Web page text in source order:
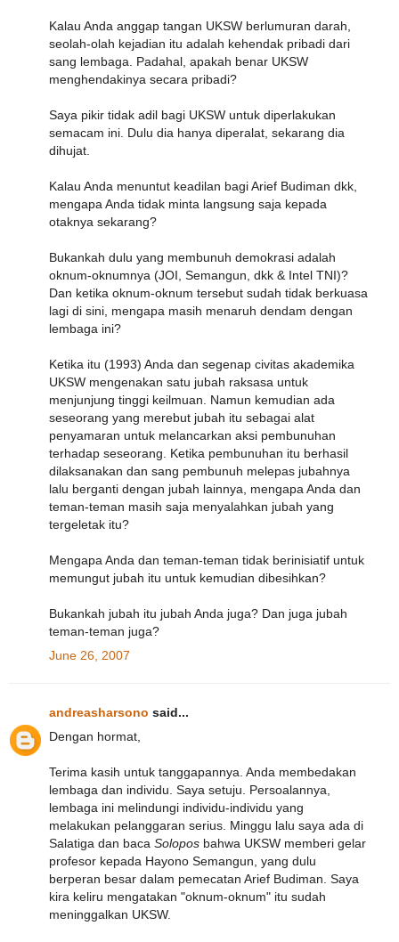
Kalau Anda anggap tangan UKSW berlumuran darah,
seolah-olah kejadian itu adalah kehendak pribadi dari
sang lembaga. Padahal, apakah benar UKSW
menghendakinya secara pribadi?
Saya pikir tidak adil bagi UKSW untuk diperlakukan
semacam ini. Dulu dia hanya diperalat, sekarang dia
dihujat.
Kalau Anda menuntut keadilan bagi Arief Budiman dkk,
mengapa Anda tidak minta langsung saja kepada
otaknya sekarang?
Bukankah dulu yang membunuh demokrasi adalah
oknum-oknumnya (JOI, Semangun, dkk & Intel TNI)?
Dan ketika oknum-oknum tersebut sudah tidak berkuasa
lagi di sini, mengapa masih menaruh dendam dengan
lembaga ini?
Ketika itu (1993) Anda dan segenap civitas akademika
UKSW mengenakan satu jubah raksasa untuk
menjunjung tinggi keilmuan. Namun kemudian ada
seseorang yang merebut jubah itu sebagai alat
penyamaran untuk melancarkan aksi pembunuhan
terhadap seseorang. Ketika pembunuhan itu berhasil
dilaksanakan dan sang pembunuh melepas jubahnya
lalu berganti dengan jubah lainnya, mengapa Anda dan
teman-teman masih saja menyalahkan jubah yang
tergeletak itu?
Mengapa Anda dan teman-teman tidak berinisiatif untuk
memungut jubah itu untuk kemudian dibesihkan?
Bukankah jubah itu jubah Anda juga? Dan juga jubah
teman-teman juga?
June 26, 2007
andreasharsono said...
Dengan hormat,
Terima kasih untuk tanggapannya. Anda membedakan
lembaga dan individu. Saya setuju. Persoalannya,
lembaga ini melindungi individu-individu yang
melakukan pelanggaran serius. Minggu lalu saya ada di
Salatiga dan baca Solopos bahwa UKSW memberi gelar
profesor kepada Hayono Semangun, yang dulu
berperan besar dalam pemecatan Arief Budiman. Saya
kira keliru mengatakan "oknum-oknum" itu sudah
meninggalkan UKSW.